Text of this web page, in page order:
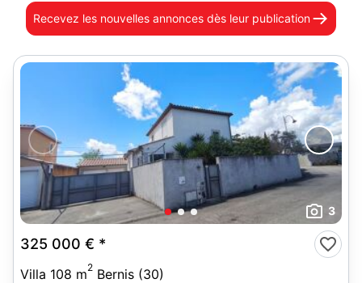
Recevez les nouvelles annonces dès leur publication
3
325 000 € *
Villa 108 m2 Bernis (30)